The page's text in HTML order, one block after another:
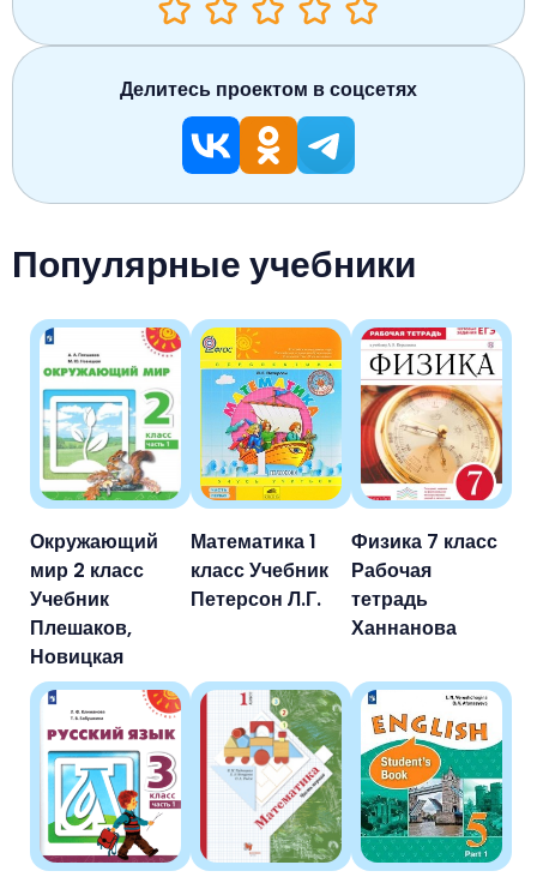
Популярные учебники
Окружающий
мир 2 класс
Учебник
Плешаков,
Новицкая
Математика 1
класс Учебник
Петерсон Л.Г.
Физика 7 класс
Рабочая
тетрадь
Ханнанова
Делитесь проектом в соцсетях